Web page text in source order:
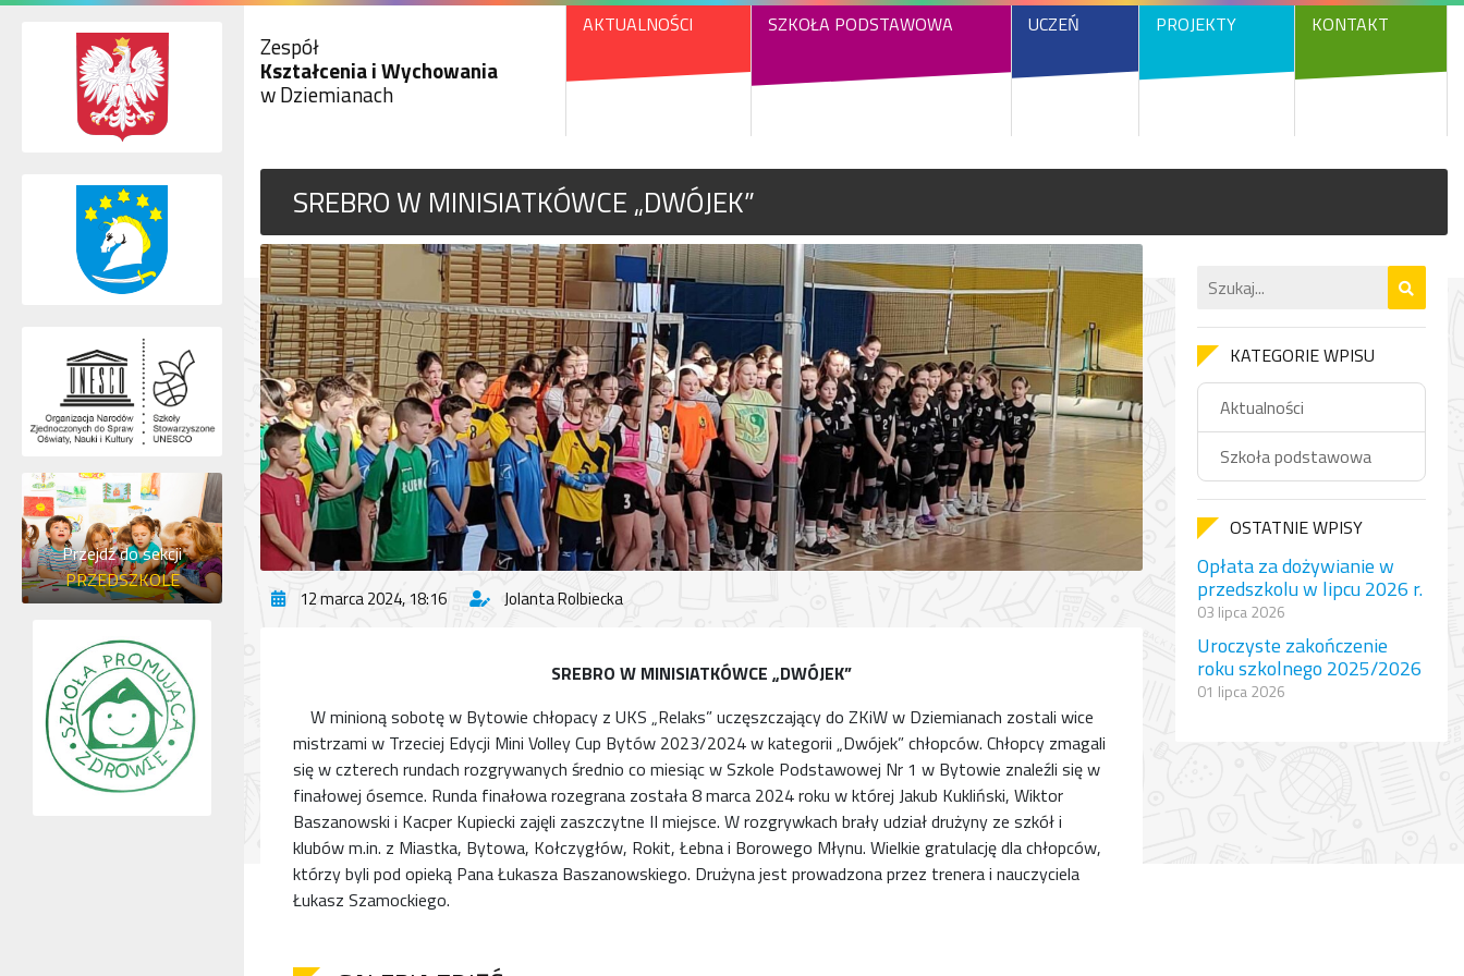
Zespół
Kształcenia i Wychowania
w Dziemianach
AKTUALNOŚCI SZKOŁA PODSTAWOWA UCZEŃ PROJEKTY KONTAKT
SREBRO W MINISIATKÓWCE „DWÓJEK”
12 marca 2024, 18:16 Jolanta Rolbiecka
SREBRO W MINISIATKÓWCE „DWÓJEK”
W minioną sobotę w Bytowie chłopacy z UKS „Relaks” uczęszczający do ZKiW w Dziemianach zostali wice
mistrzami w Trzeciej Edycji Mini Volley Cup Bytów 2023/2024 w kategorii „Dwójek” chłopców. Chłopcy zmagali
się w czterech rundach rozgrywanych średnio co miesiąc w Szkole Podstawowej Nr 1 w Bytowie znaleźli się w
finałowej ósemce. Runda finałowa rozegrana została 8 marca 2024 roku w której Jakub Kukliński, Wiktor
Baszanowski i Kacper Kupiecki zajęli zaszczytne II miejsce. W rozgrywkach brały udział drużyny ze szkół i
klubów m.in. z Miastka, Bytowa, Kołczygłów, Rokit, Łebna i Borowego Młynu. Wielkie gratulację dla chłopców,
którzy byli pod opieką Pana Łukasza Baszanowskiego. Drużyna jest prowadzona przez trenera i nauczyciela
Łukasz Szamockiego.
KATEGORIE WPISU
Aktualności
Szkoła podstawowa
OSTATNIE WPISY
Opłata za dożywianie w
przedszkolu w lipcu 2026 r.
03 lipca 2026
Uroczyste zakończenie
roku szkolnego 2025/2026
01 lipca 2026
Przejdź do sekcji
PRZEDSZKOLE